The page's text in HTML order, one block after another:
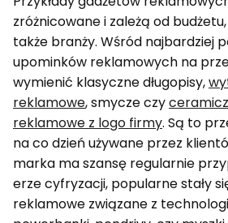
zróżnicowane i zależą od
także branży. Wśród najbardziej
upominków reklamowych na
wymienić klasyczne długopisy,
reklamowe, smycze czy
reklamowe z logo firmy. Są to
na co dzień używane przez
marka ma szansę regularnie
erze cyfryzacji, popularne stały
reklamowe związane z